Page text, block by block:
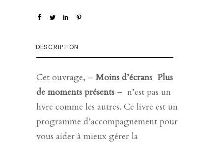
DESCRIPTION
Cet ouvrage, –Moins d’écrans Plus
de moments présents – n’est pas un
livre comme les autres. Ce livre est un
programme d’accompagnement pour
vous aider à mieux gérer la